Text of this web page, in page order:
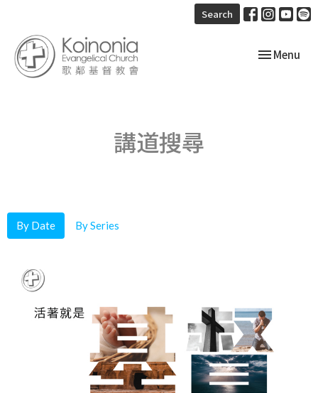
Search
Toggle
Menu
講道搜尋
By Date By Series